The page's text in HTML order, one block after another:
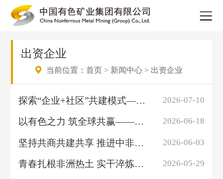
出资企业
当前位置：首页 > 新闻中心 > 出资企业
探索“企业+社区”共建模式——中色刚波夫向CIDEP捐赠教学实训设备 2026-07-10
以有色之力 筑全球共赢——中色股份亮相第17届国际基建高峰论坛 2026-06-18
坚持共商共建共享 推进中非文化交流——中色非矿开展“庆祝非洲自由日”公益... 2026-06-03
青春扎根非洲热土 实干淬炼海外担当——中色卢阿拉巴与北京大学合作开展青年... 2026-05-29